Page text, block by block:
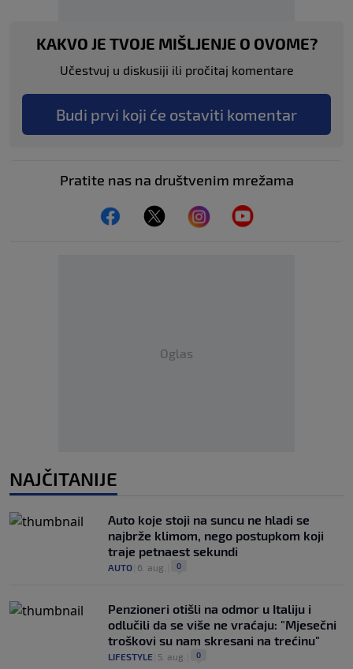
KAKVO JE TVOJE MIŠLJENJE O OVOME?
Učestvuj u diskusiji ili pročitaj komentare
Budi prvi koji će ostaviti komentar
Pratite nas na društvenim mrežama
Oglas
NAJČITANIJE
Auto koje stoji na suncu ne hladi se
najbrže klimom, nego postupkom koji
traje petnaest sekundi
AUTO 6. aug. 0
Penzioneri otišli na odmor u Italiju i
odlučili da se više ne vraćaju: "Mjesečni
troškovi su nam skresani na trećinu"
LIFESTYLE 5. aug. 0